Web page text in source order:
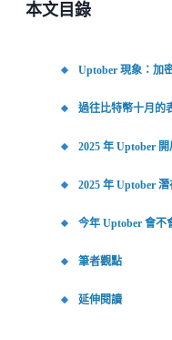
本文目錄
Uptober 現象：加
過往比特幣十月的
2025 年 Uptober
2025 年 Uptober
今年 Uptober 會不
筆者觀點
延伸閱讀